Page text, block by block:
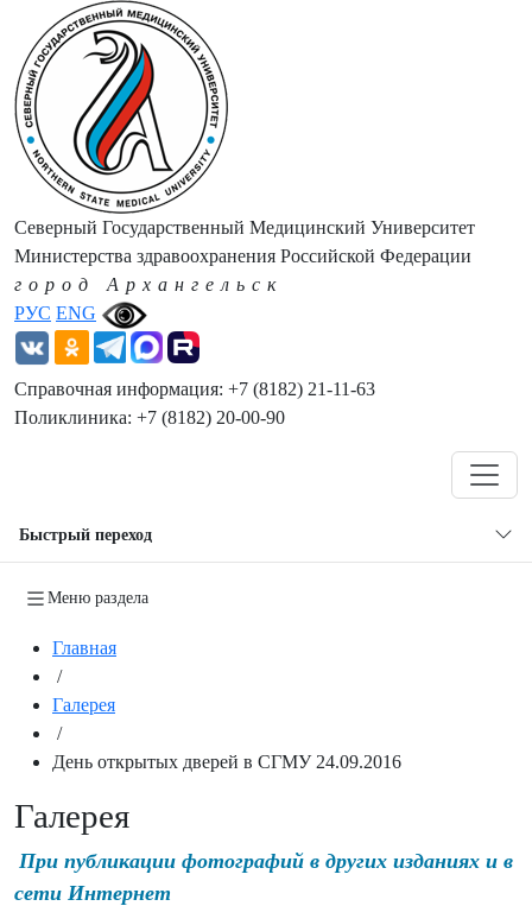
РУС ENG
Северный Государственный Медицинский Университет
Министерства здравоохранения Российской Федерации
город Архангельск
Справочная информация: +7 (8182) 21-11-63
Поликлиника: +7 (8182) 20-00-90
Быстрый переход
Меню раздела
Главная
/
Галерея
/
День открытых дверей в СГМУ 24.09.2016
Галерея
При публикации фотографий в других изданиях и в
сети Интернет